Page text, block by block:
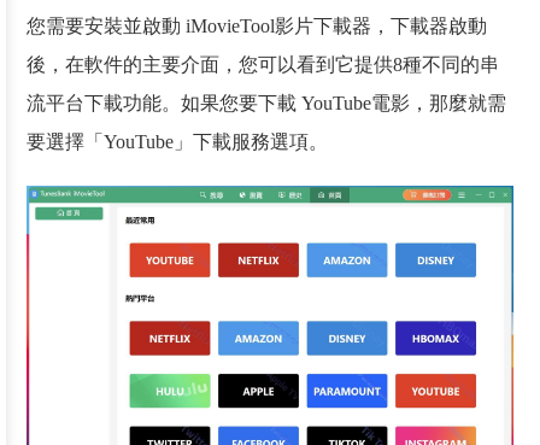
您需要安裝並啟動 iMovieTool影片下載器，下載器啟動
後，在軟件的主要介面，您可以看到它提供8種不同的串
流平台下載功能。如果您要下載 YouTube電影，那麼就需
要選擇「YouTube」下載服務選項。